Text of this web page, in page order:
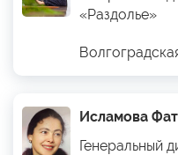
«Раздолье»
Исламова
Генеральный